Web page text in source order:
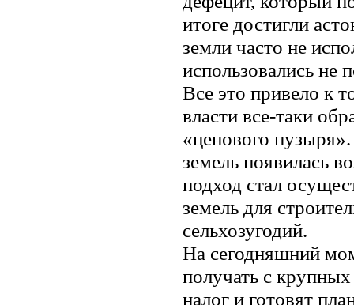
итоге достигли
земли часто не
использовались не
Все это привело к
власти все-таки
«ценового
земель появилась
подход стал
земель для
сельхозугодий.
На сегодняшний
получать с
налог и готовят